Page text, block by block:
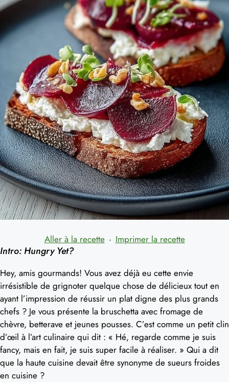
Aller à la recette · Imprimer la recette
Intro: Hungry Yet?
Hey, amis gourmands! Vous avez déjà eu cette envie
irrésistible de grignoter quelque chose de délicieux tout en
ayant l’impression de réussir un plat digne des plus grands
chefs ? Je vous présente la bruschetta avec fromage de
chèvre, betterave et jeunes pousses. C’est comme un petit clin
d’œil à l’art culinaire qui dit : « Hé, regarde comme je suis
fancy, mais en fait, je suis super facile à réaliser. » Qui a dit
que la haute cuisine devait être synonyme de sueurs froides
en cuisine ?